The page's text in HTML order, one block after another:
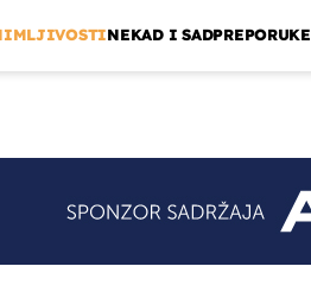
NEKAD I SADPREPORUKE